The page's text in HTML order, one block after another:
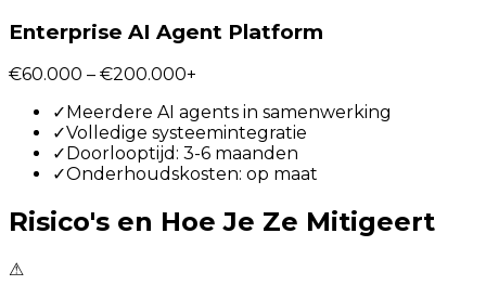
Enterprise AI Agent Platform
€60.000 – €200.000+
✓ Meerdere AI agents in samenwerking
✓Volledige systeemintegratie
✓ Doorlooptijd: 3-6 maanden
✓Onderhoudskosten: op maat
Risico's en Hoe Je Ze Mitigeert
⚠